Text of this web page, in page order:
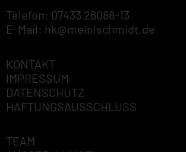
Telefon: 07433 26088-13
E-Mail: hk@meinlschmidt.de
KONTAKT
IMPRESSUM
DATENSCHUTZ
HAFTUNGSAUSSCHLUSS
TEAM